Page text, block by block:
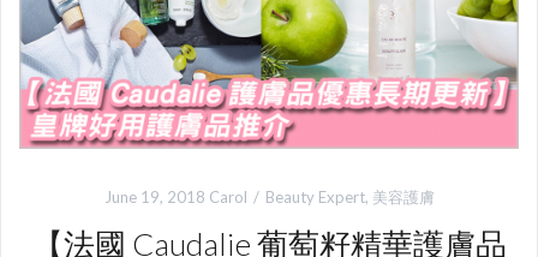
June 19, 2018 Carol Beauty Expert, 美容護膚
【法國 Caudalie 葡萄籽精華護膚品